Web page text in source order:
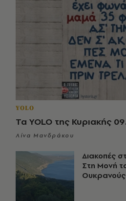
YOLO
Τα YOLO της Κυριακής
Λίνα Μανδράκου
Διακοπές
Στη Μονή